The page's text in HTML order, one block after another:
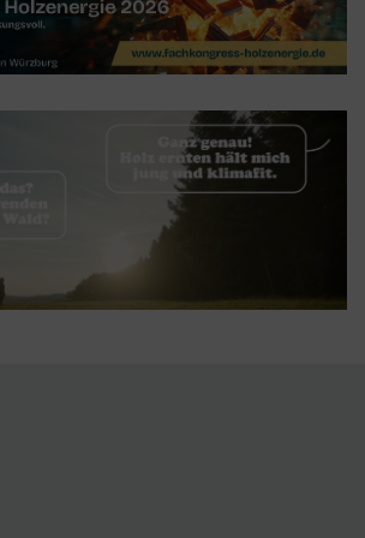
über den Sie u.a. verschiedene
und Remarketing-Codes gebündelt
über den Tag Manager
werden Cookies gesetzt. Diese
stammen aber von Google Analytics
vom Tag Manager selbst.